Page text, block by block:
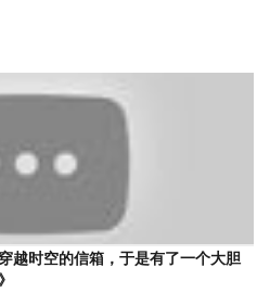
越时空的信箱，于是有了一个大胆